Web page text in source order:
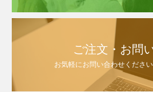
ご注文・お問
お気軽にお問い合わせくださ